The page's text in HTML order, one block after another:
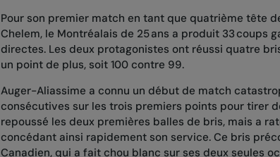
Pour son premier match en tant que quatrième tête
Chelem, le Montréalais de 25 ans a produit 33 coups
directes. Les deux protagonistes ont réussi quatre
un point de plus, soit 100 contre 99.
Auger-Aliassime a connu un début de match
consécutives sur les trois premiers points pour tirer
repoussé les deux premières balles de bris, mais a
concédant ainsi rapidement son service. Ce bris
Canadien, qui a fait chou blanc sur ses deux seules